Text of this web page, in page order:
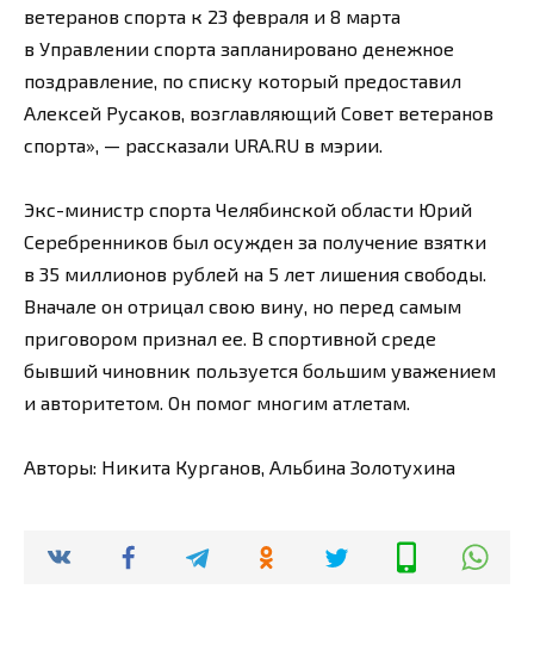
ветеранов спорта к 23 февраля и 8 марта
в Управлении спорта запланировано денежное
поздравление, по списку который предоставил
Алексей Русаков, возглавляющий Совет ветеранов
спорта», — рассказали URA.RU в мэрии.
Экс-министр спорта Челябинской области Юрий
Серебренников был осужден за получение взятки
в 35 миллионов рублей на 5 лет лишения свободы.
Вначале он отрицал свою вину, но перед самым
приговором признал ее. В спортивной среде
бывший чиновник пользуется большим уважением
и авторитетом. Он помог многим атлетам.
Авторы: Никита Курганов, Альбина Золотухина